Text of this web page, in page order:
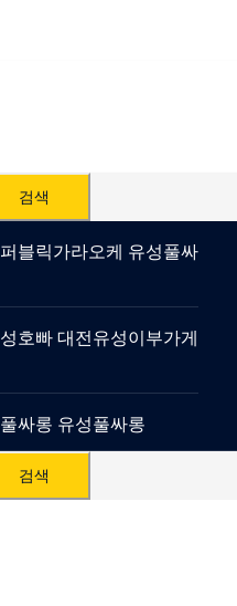
블릭가라오케 유성풀싸
호빠 대전유성이부가게
싸롱 유성풀싸롱